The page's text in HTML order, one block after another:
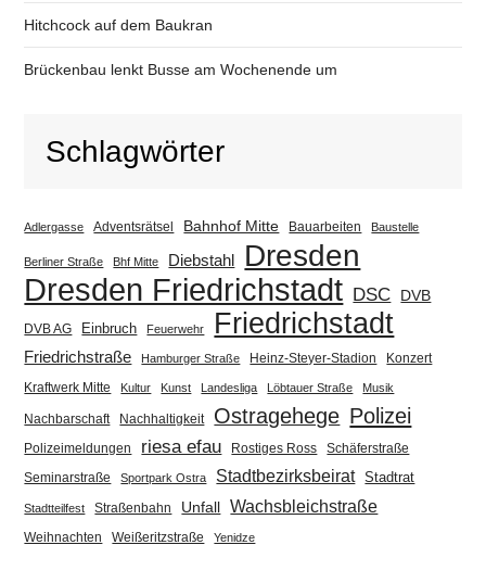
Hitchcock auf dem Baukran
Brückenbau lenkt Busse am Wochenende um
Schlagwörter
Adlergasse Adventsrätsel Bahnhof Mitte Bauarbeiten Baustelle
Berliner Straße Bhf Mitte Diebstahl Dresden
Dresden Friedrichstadt DSC DVB
DVB AG Einbruch Feuerwehr Friedrichstadt
Friedrichstraße Hamburger Straße Heinz-Steyer-Stadion
Konzert
Kraftwerk Mitte
Kultur Kunst Landesliga Löbtauer Straße Musik
Nachbarschaft Nachhaltigkeit Ostragehege Polizei
Polizeimeldungen riesa efau Rostiges Ross Schäferstraße
Seminarstraße Sportpark Ostra Stadtbezirksbeirat Stadtrat
Stadtteilfest Straßenbahn Unfall Wachsbleichstraße
Weihnachten Weißeritzstraße Yenidze